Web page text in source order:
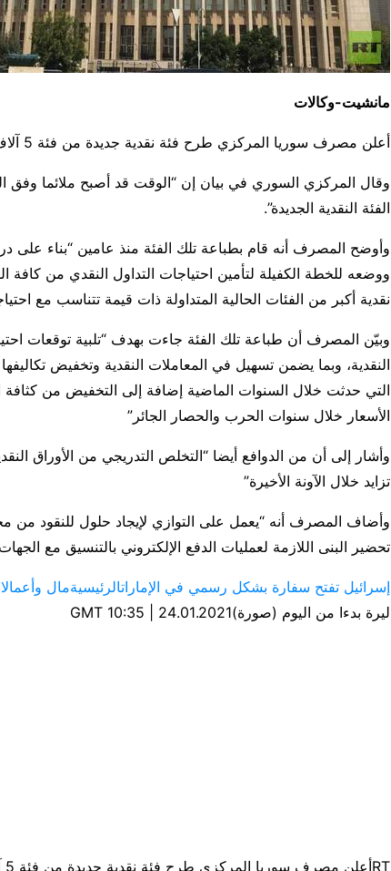
مانشيت-وكالات
أعلن مصرف سوريا المركزي طرح فئة نقدية جديدة من فئة 5 آلاف ليرة سورية بدءا من اليوم الأحد
وقال المركزي السوري في بيان إن “الوقت قد أصبح ملائما وفق
الفئة النقدية الجديدة”.
وأوضح المصرف أنه قام بطباعة تلك الفئة منذ عامين “بناء على
ووضعه للخطة الكفيلة لتأمين احتياجات التداول النقدي من كافة
نقدية أكبر من الفئات الحالية المتداولة ذات قيمة تتناسب مع
وبيّن المصرف أن طباعة تلك الفئة جاءت بهدف “تلبية توقعات
النقدية، وبما يضمن تسهيل في المعاملات النقدية وتخفيض
التي حدثت خلال السنوات الماضية إضافة إلى التخفيض من كثافة
الأسعار خلال سنوات الحرب والحصار الجائر”
وأشار إلى أن من الدوافع أيضا “التخلص التدريجي من الأوراق
تزايد خلال الآونة الأخيرة”
وأضاف المصرف أنه “يعمل على التوازي لإيجاد حلول للنقود من
تحضير البنى اللازمة لعمليات الدفع الإلكتروني بالتنسيق مع الجهات
إسرائيل تفتح سفارة بشكل رسمي في الإماراتالرئيسيةمال وأعمال
ليرة بدءا من اليوم (صورة)24.01.2021 | 10:35 GMT
RTأعلن مصرف سوريا المركزي طرح فئة نقدية جديدة من فئة 5 آلاف ليرة سورية بدءا من اليوم الأحد